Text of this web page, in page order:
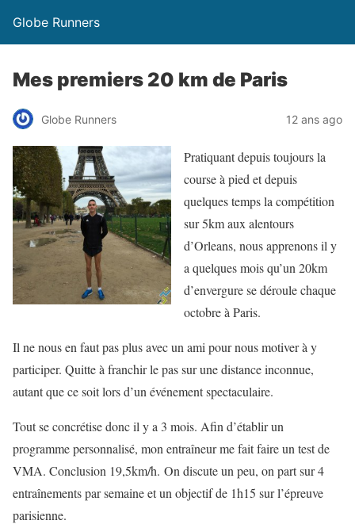
Globe Runners
Mes premiers 20 km de Paris
Globe Runners 12 ans ago
Pratiquant depuis toujours la
course à pied et depuis
quelques temps la compétition
sur 5km aux alentours
d’Orleans, nous apprenons il y
a quelques mois qu’un 20km
d’envergure se déroule chaque
octobre à Paris.
Il ne nous en faut pas plus avec un ami pour nous motiver à y
participer. Quitte à franchir le pas sur une distance inconnue,
autant que ce soit lors d’un événement spectaculaire.
Tout se concrétise donc il y a 3 mois. Afin d’établir un
programme personnalisé, mon entraîneur me fait faire un test de
VMA. Conclusion 19,5km/h. On discute un peu, on part sur 4
entraînements par semaine et un objectif de 1h15 sur l’épreuve
parisienne.